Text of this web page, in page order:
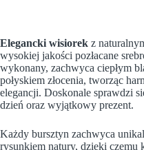
Elegancki wisiorek z
wysokiej jakości pozłacane
wykonany, zachwyca ciepłym
połyskiem złocenia, tworząc
elegancji. Doskonale sprawdzi
dzień oraz wyjątkowy prezent.
Każdy bursztyn zachwyca
rysunkiem natury, dzięki czemu